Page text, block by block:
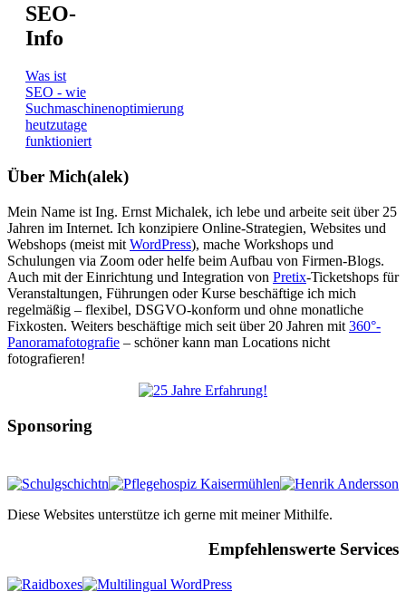
SEO-
Info
Was ist
SEO - wie
Suchmaschinenoptimierung
heutzutage
funktioniert
Über Mich(alek)
Mein Name ist Ing. Ernst Michalek, ich lebe und arbeite seit über 25
Jahren im Internet. Ich konzipiere Online-Strategien, Websites und
Webshops (meist mit WordPress), mache Workshops und
Schulungen via Zoom oder helfe beim Aufbau von Firmen-Blogs.
Auch mit der Einrichtung und Integration von Pretix-Ticketshops für
Veranstaltungen, Führungen oder Kurse beschäftige ich mich
regelmäßig – flexibel, DSGVO-konform und ohne monatliche
Fixkosten. Weiters beschäftige mich seit über 20 Jahren mit 360°-
Panoramafotografie – schöner kann man Locations nicht
fotografieren!
Sponsoring
Diese Websites unterstütze ich gerne mit meiner Mithilfe.
Empfehlenswerte Services